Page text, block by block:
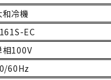
和冷機
EC
相100V
60Hz